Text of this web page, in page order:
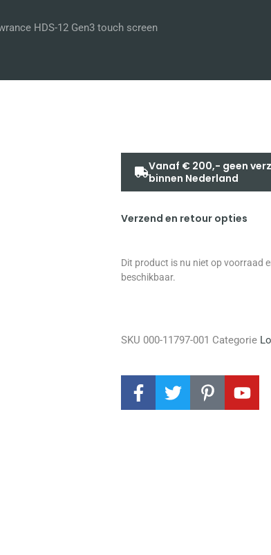
HDS-12 Gen3 touch screen
Vanaf € 200,- geen
binnen Nederland
Verzend en retour opties
Dit product is nu niet op voorraad
beschikbaar.
SKU 000-11797-001 Categorie